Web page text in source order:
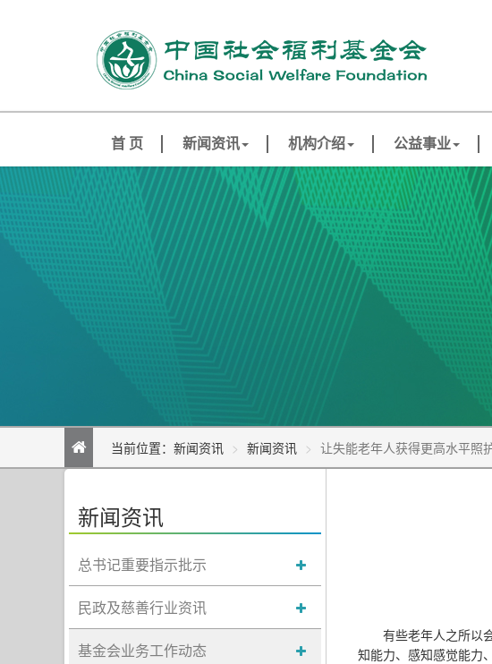
首 页 新闻资讯 机构介绍 公益事业
当前位置： 新闻资讯 新闻资讯 让失能老年人获得更高水平照
新闻资讯
总书记重要指示批示
民政及慈善行业资讯
基金会业务工作动态
有些老年人之所以
知能力、感知感觉能力